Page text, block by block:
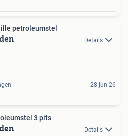
petroleumstel
Details
28 jun 26
Petroleumstel 3 pits
Details